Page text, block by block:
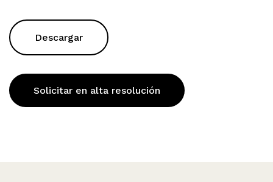
Descargar
Solicitar en alta resolución